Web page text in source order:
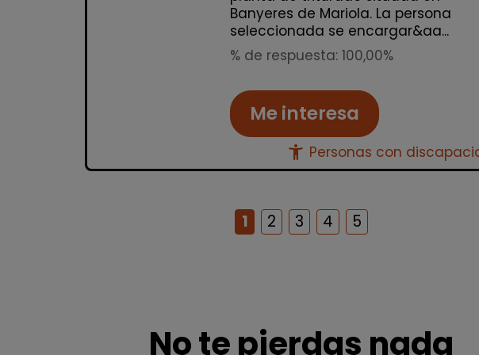
Banyeres de Mariola. La persona
seleccionada se encargar&aa...
% de respuesta: 100,00%
Me interesa
accessibility_new Personas con
1 2 3 4 5
No te pierdas nada